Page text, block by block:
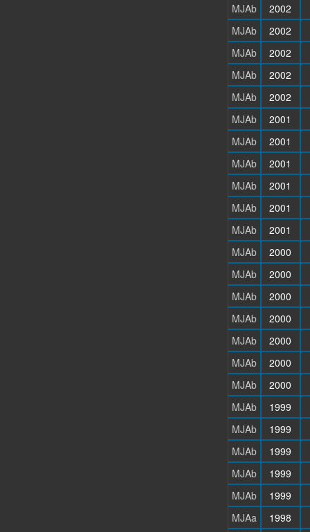
MJAb
2002
MJAb
2002
MJAb
2002
MJAb
2002
MJAb
2002
MJAb
2001
MJAb
2001
MJAb
2001
MJAb
2001
MJAb
2001
MJAb
2001
MJAb
2000
MJAb
2000
MJAb
2000
MJAb
2000
MJAb
2000
MJAb
2000
MJAb
2000
MJAb
1999
MJAb
1999
MJAb
1999
MJAb
1999
MJAb
1999
MJAa
1998